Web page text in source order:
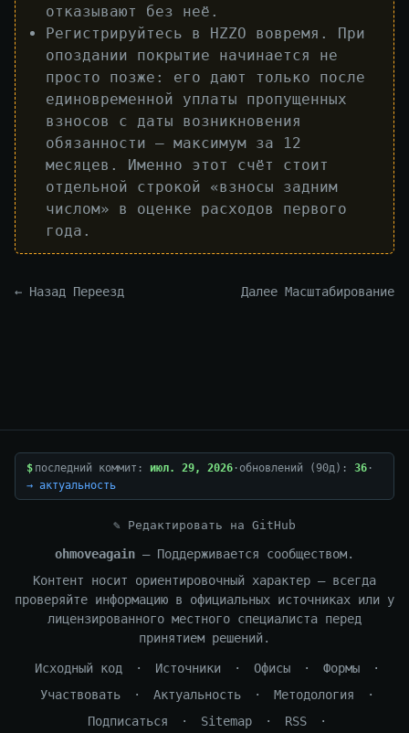
отказывают без неё.
Регистрируйтесь в HZZO вовремя. При
опоздании покрытие начинается не
просто позже: его дают только после
единовременной уплаты пропущенных
взносов с даты возникновения
обязанности — максимум за 12
месяцев. Именно этот счёт стоит
отдельной строкой «взносы задним
числом» в оценке расходов первого
года.
← Назад Переезд Далее Масштабирование
$ последний коммит: июл. 29, 2026 · обновлений (90д): 36 ·
→ актуальность
✎ Редактировать на GitHub
ohmoveagain — Поддерживается сообществом.
Контент носит ориентировочный характер — всегда
проверяйте информацию в официальных источниках или у
лицензированного местного специалиста перед
принятием решений.
Исходный код · Источники · Офисы · Формы
·
Участвовать
· Актуальность · Методология
·
Подписаться
· Sitemap · RSS ·